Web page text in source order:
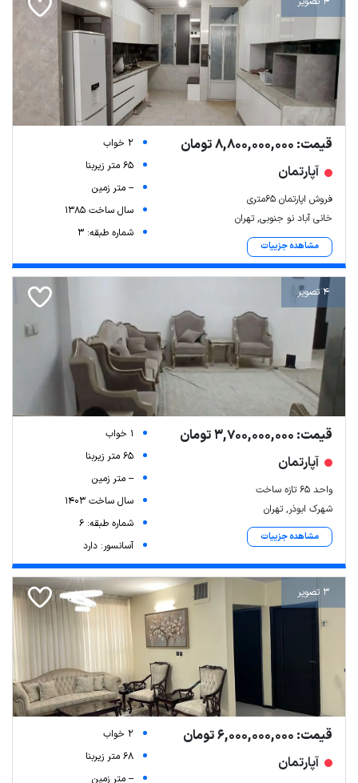
قیمت: 8,800,000,000 تومان
آپارتمان
فروش اپارتمان ۶۵متری
خانی آباد نو جنوبی, تهران
مشاهده جزییات
2 خواب
65 متر زیربنا
-- متر زمین
سال ساخت 1385
شماره طبقه: 3
4 تصویر
قیمت: 3,700,000,000 تومان
آپارتمان
واحد ۶۵ تازه ساخت
شهرک ابوذر, تهران
مشاهده جزییات
1 خواب
65 متر زیربنا
-- متر زمین
سال ساخت 1403
شماره طبقه: 6
آسانسور: دارد
3 تصویر
قیمت: 6,000,000,000 تومان
آپارتمان
2 خواب
68 متر زیربنا
-- متر زمین